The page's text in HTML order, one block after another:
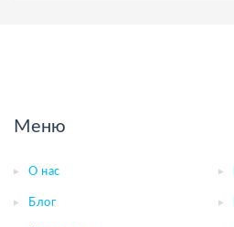
Меню
О нас
Блог